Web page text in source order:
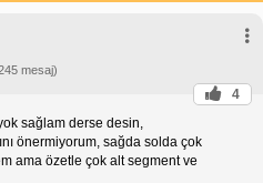
mesaj)
4
sağlam derse desin,
önermiyorum, sağda solda çok
ama özetle çok alt segment ve